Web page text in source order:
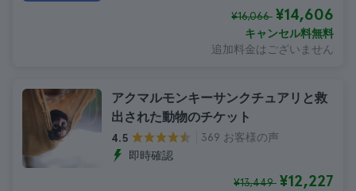
¥16,066 ¥14,606
キャンセル料無料
追加料金はございません
アクマルモンキーサンクチュアリと救
出された動物のチケット
4.5
369 お客様の声
即時確認
¥13,449 ¥12,227